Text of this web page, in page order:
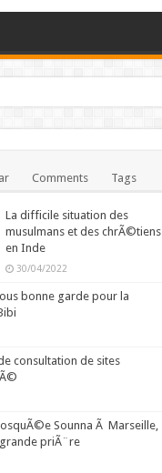
Comments Tags
La difficile situation des
musulmans et des chrÃ©tiens
en Inde
30/04/2022
bonne garde pour la
consultation de sites
Sounna Ã Marseille,
grande priÃ¨re